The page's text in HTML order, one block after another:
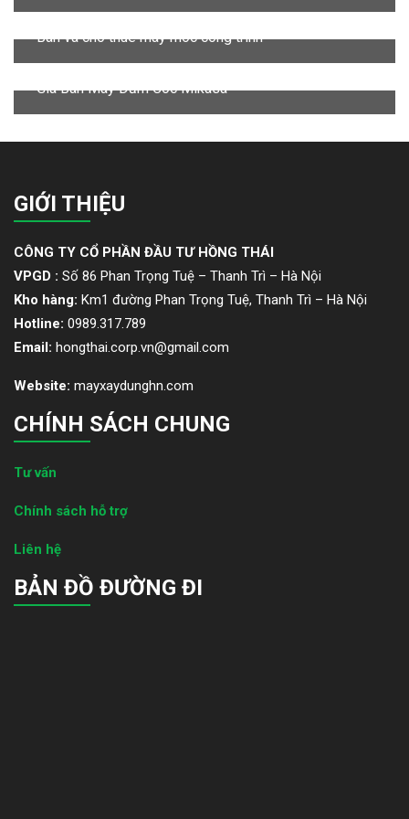
Bán và cho thuê máy móc công trình
Giá Bán Máy Đầm Cóc Mikasa
GIỚI THIỆU
CÔNG TY CỔ PHẦN ĐẦU TƯ HỒNG THÁI
VPGD : Số 86 Phan Trọng Tuệ – Thanh Trì – Hà Nội
Kho hàng: Km1 đường Phan Trọng Tuệ, Thanh Trì – Hà Nội
Hotline: 0989.317.789
Email: hongthai.corp.vn@gmail.com
Website: mayxaydunghn.com
CHÍNH SÁCH CHUNG
Tư vấn
Chính sách hỗ trợ
Liên hệ
BẢN ĐỒ ĐƯỜNG ĐI